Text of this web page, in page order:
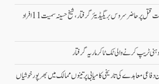
بنگلہ دیش: سیاستدان کے مبینہ ماورائے عدالت قتل پر حاضر سروس بریگیڈیئر گرفتار، شیخ حسینہ سمیت 11 افراد
ٹریپ کرنے والی ٹک ٹاکر ماریہ گرفتار
معاہدے کی تاریخی کامیابی پرتینوں ممالک میں بھرپورخوشیاں